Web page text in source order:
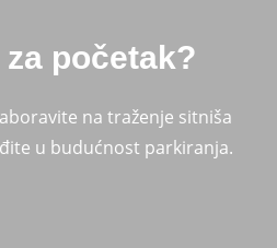
početak?
na traženje sitniša
u budućnost parkiranja.